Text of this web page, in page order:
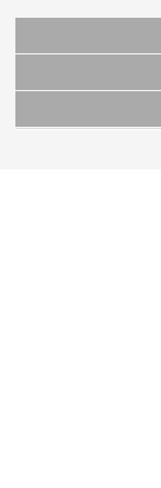
当サイトで公開されて
これらの情報を権利者
当サイトに掲載してい
弊社の見解・ 意見では
このサイトでは Cookie